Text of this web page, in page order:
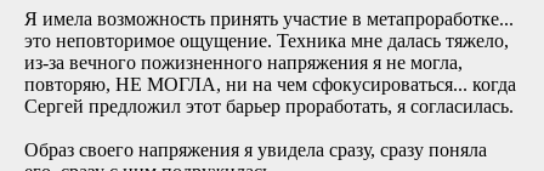
Я имела возможность принять участие в метапроработке...
это неповторимое ощущение. Техника мне далась тяжело,
из-за вечного пожизненного напряжения я не могла,
повторяю, НЕ МОГЛА, ни на чем сфокусироваться... когда
Сергей предложил этот барьер проработать, я согласилась.
Образ своего напряжения я увидела сразу, сразу поняла